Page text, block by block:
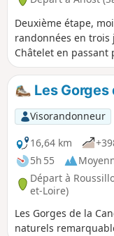
Deuxième étape,
randonnées en trois
Châtelet en passant
randonnée passe
D'étang en étang,
de bois.Les Gorges
Visorandonneur
16,64 km
5h 55
Départ à
et-Loire)
Les Gorges de la
naturels